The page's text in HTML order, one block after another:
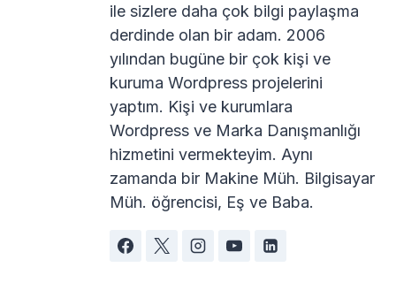
ile sizlere daha çok bilgi paylaşma
derdinde olan bir adam. 2006
yılından bugüne bir çok kişi ve
kuruma Wordpress projelerini
yaptım. Kişi ve kurumlara
Wordpress ve Marka Danışmanlığı
hizmetini vermekteyim. Aynı
zamanda bir Makine Müh. Bilgisayar
Müh. öğrencisi, Eş ve Baba.